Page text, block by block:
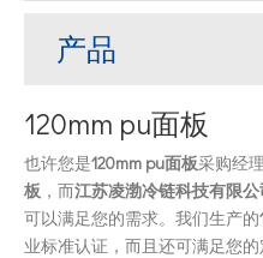
产品
120mm pu面板
也许您是120mm pu面板采购经
板 ，而江苏凌渤冷链科技有限公
可以满足您的需求。我们生产的
业标准认证，而且还可满足您